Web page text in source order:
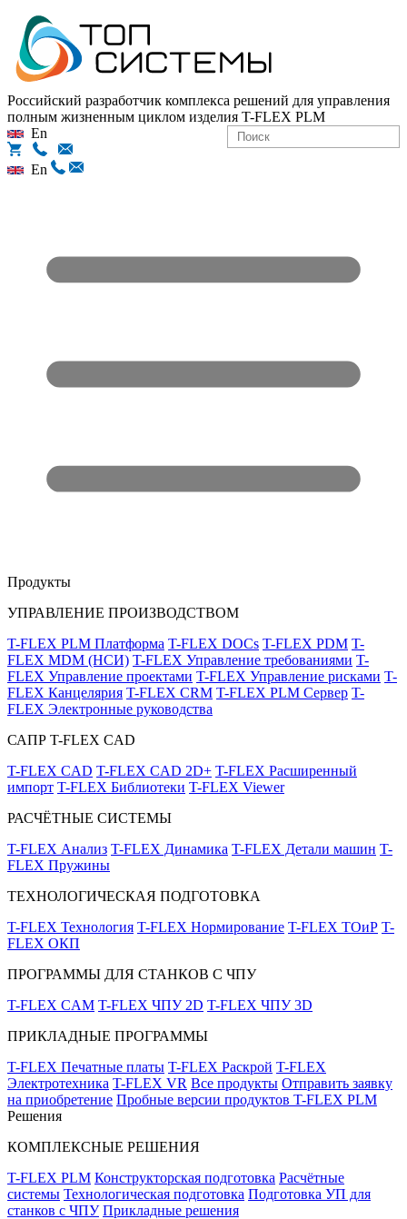
Российский разработчик комплекса решений для управления
полным жизненным циклом изделия T-FLEX PLM
En
En
Продукты
УПРАВЛЕНИЕ ПРОИЗВОДСТВОМ
T-FLEX PLM Платформа T-FLEX DOCs T-FLEX PDM T-
FLEX MDM (НСИ) T-FLEX Управление требованиями T-
FLEX Управление проектами T-FLEX Управление рисками T-
FLEX Канцелярия T-FLEX CRM T-FLEX PLM Сервер T-
FLEX Электронные руководства
САПР T-FLEX CAD
T-FLEX CAD T-FLEX CAD 2D+ T-FLEX Расширенный
импорт T-FLEX Библиотеки T-FLEX Viewer
РАСЧЁТНЫЕ СИСТЕМЫ
T-FLEX Анализ T-FLEX Динамика T-FLEX Детали машин T-
FLEX Пружины
ТЕХНОЛОГИЧЕСКАЯ ПОДГОТОВКА
T-FLEX Технология T-FLEX Нормирование T-FLEX ТОиР T-
FLEX ОКП
ПРОГРАММЫ ДЛЯ СТАНКОВ С ЧПУ
T-FLEX CAM T-FLEX ЧПУ 2D T-FLEX ЧПУ 3D
ПРИКЛАДНЫЕ ПРОГРАММЫ
T-FLEX Печатные платы T-FLEX Раскрой T-FLEX
Электротехника T-FLEX VR Все продукты Отправить заявку
на приобретение Пробные версии продуктов T-FLEX PLM
Решения
КОМПЛЕКСНЫЕ РЕШЕНИЯ
T-FLEX PLM Конструкторская подготовка Расчётные
системы Технологическая подготовка Подготовка УП для
станков с ЧПУ Прикладные решения